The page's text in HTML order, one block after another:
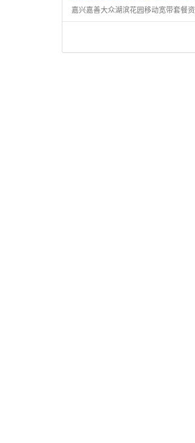
嘉兴嘉善大众湖滨花园移动宽带套餐